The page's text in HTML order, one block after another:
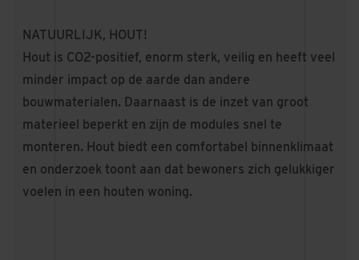
NATUURLIJK, HOUT!
Hout is CO2-positief, enorm sterk, veilig en heeft veel
minder impact op de aarde dan andere
bouwmaterialen. Daarnaast is de inzet van groot
materieel beperkt en zijn de modules snel te
monteren. Hout biedt een comfortabel binnenklimaat
en onderzoek toont aan dat bewoners zich gelukkiger
voelen in een houten woning.